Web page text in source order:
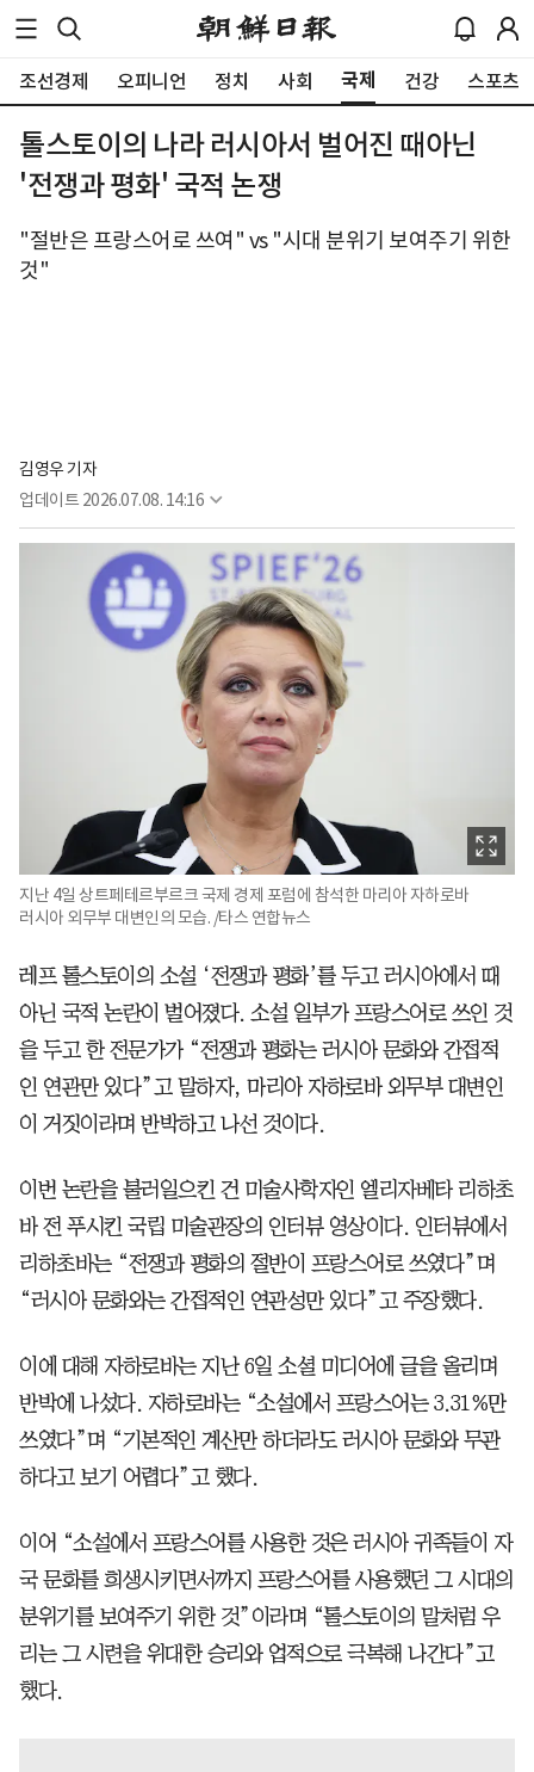
조선경제 오피니언 정치 사회 국제 건강 스포츠
톨스토이의 나라 러시아서 벌어진 때아닌
'전쟁과 평화' 국적 논쟁
"절반은 프랑스어로 쓰여" vs "시대 분위기 보여주기 위한
것"
김영우 기자
업데이트 2026.07.08. 14:16
지난 4일 상트페테르부르크 국제 경제 포럼에 참석한 마리아 자하로바
러시아 외무부 대변인의 모습. /타스 연합뉴스
레프 톨스토이의 소설 ‘전쟁과 평화’를 두고 러시아에서 때
아닌 국적 논란이 벌어졌다. 소설 일부가 프랑스어로 쓰인 것
을 두고 한 전문가가 “전쟁과 평화는 러시아 문화와 간접적
인 연관만 있다”고 말하자, 마리아 자하로바 외무부 대변인
이 거짓이라며 반박하고 나선 것이다.
이번 논란을 불러일으킨 건 미술사학자인 엘리자베타 리하초
바 전 푸시킨 국립 미술관장의 인터뷰 영상이다. 인터뷰에서
리하초바는 “전쟁과 평화의 절반이 프랑스어로 쓰였다”며
“러시아 문화와는 간접적인 연관성만 있다”고 주장했다.
이에 대해 자하로바는 지난 6일 소셜 미디어에 글을 올리며
반박에 나섰다. 자하로바는 “소설에서 프랑스어는 3.31%만
쓰였다”며 “기본적인 계산만 하더라도 러시아 문화와 무관
하다고 보기 어렵다”고 했다.
이어 “소설에서 프랑스어를 사용한 것은 러시아 귀족들이 자
국 문화를 희생시키면서까지 프랑스어를 사용했던 그 시대의
분위기를 보여주기 위한 것”이라며 “톨스토이의 말처럼 우
리는 그 시련을 위대한 승리와 업적으로 극복해 나간다”고
했다.